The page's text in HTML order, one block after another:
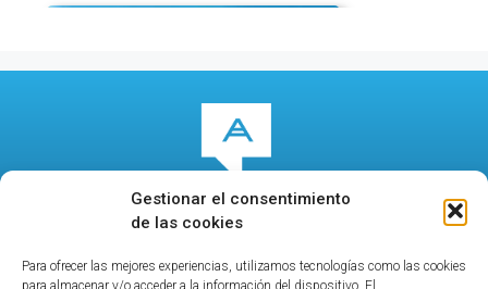
Gestionar el consentimiento
de las cookies
Para ofrecer las mejores experiencias, utilizamos tecnologías como las cookies
para almacenar y/o acceder a la información del dispositivo. El
© 2026culturalcala.es|Concejalía de Cultura|